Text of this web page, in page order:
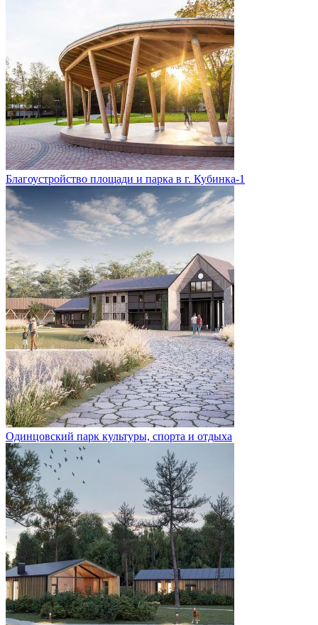
Благоустройство площади и парка в г. Кубинка-1
Одинцовский парк культуры, спорта и отдыха